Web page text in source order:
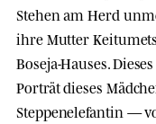
Stehen am Herd
ihre Mutter
Boseja-Hauses.
Porträt dieses
Steppenelefantin —